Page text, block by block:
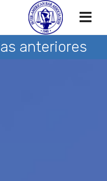
anteriores